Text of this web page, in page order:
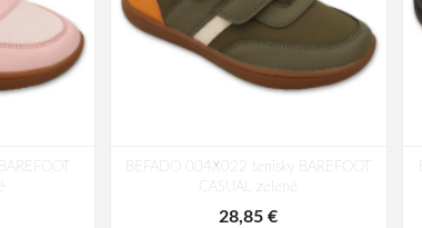
BEFADO 004X022 tenisky BAREFOOT
CASUAL zelené
28,85 €